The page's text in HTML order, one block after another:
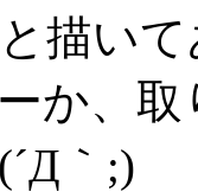
描い
か、
｀;)